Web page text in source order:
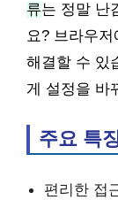
류는 정말 난
요? 브라우
해결할 수 있
게 설정을 바
주요 특
편리한 접